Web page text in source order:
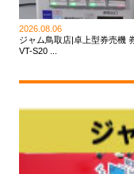
2026.08.06
ジャム鳥取店|卓上型券売機
VT-S20 ...